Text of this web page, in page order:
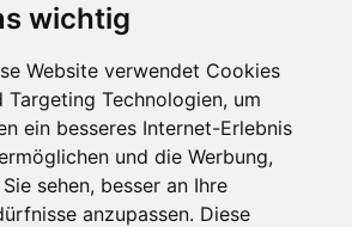
wichtig
Website verwendet Cookies
Targeting Technologien, um
ein besseres Internet-Erlebnis
und die Werbung,
sehen, besser an Ihre
anzupassen. Diese
Facebook
Twitter
YouTube
Google+
Makis© Copyright 2026